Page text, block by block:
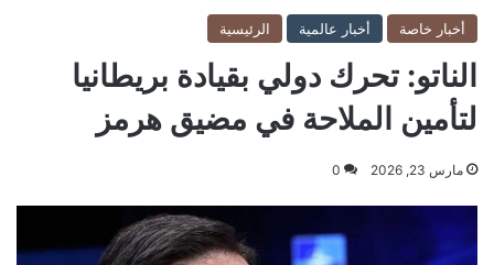
أخبار خاصة أخبار عالمية الرئيسية
الناتو: تحرك دولي بقيادة بريطانيا
لتأمين الملاحة في مضيق هرمز
مارس 23, 2026 0